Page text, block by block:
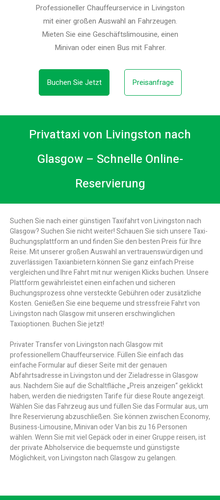
Professioneller Chauffeurservice in Livingston
mit einer großen Auswahl an Fahrzeugen.
Mieten Sie eine Geschäftslimousine, einen
Minivan oder einen Bus mit Fahrer.
Buchen Sie Jetzt Preisanfrage
Privattaxi von Livingston nach
Glasgow – Schnelle Online-
Reservierung
Suchen Sie nach einer günstigen Taxifahrt von Livingston nach
Glasgow? Suchen Sie nicht weiter! Schauen Sie sich unsere Taxi-
Buchungsplattform an und finden Sie den besten Preis für Ihre
Reise. Mit unserer großen Auswahl an vertrauenswürdigen und
zuverlässigen Taxianbietern können Sie ganz einfach Preise
vergleichen und Ihre Fahrt mit nur wenigen Klicks buchen. Unsere
Plattform gewährleistet einen einfachen und sicheren
Buchungsprozess ohne versteckte Gebühren oder zusätzliche
Kosten. Genießen Sie eine bequeme und stressfreie Fahrt von
Livingston nach Glasgow mit unseren erschwinglichen
Taxioptionen. Buchen Sie jetzt!
Privater Transfer von Livingston nach Glasgow mit
professionellem Chauffeurservice. Füllen Sie einfach das
einfache Formular auf dieser Seite mit der genauen
Abfahrtsadresse in Livingston und der Zieladresse in Glasgow
aus. Nachdem Sie auf die Schaltfläche „Preis anzeigen“ geklickt
haben, werden die niedrigsten Tarife für diese Route angezeigt.
Wählen Sie das Fahrzeug aus und füllen Sie das Formular aus, um
Ihre Reservierung abzuschließen. Sie können zwischen Economy,
Business-Limousine, Minivan oder Van bis zu 16 Personen
wählen. Wenn Sie mit viel Gepäck oder in einer Gruppe reisen, ist
der private Abholservice die bequemste und günstigste
Möglichkeit, von Livingston nach Glasgow zu gelangen.